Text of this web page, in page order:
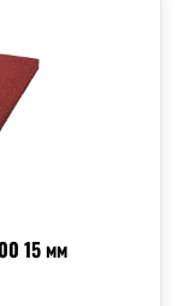
15 мм